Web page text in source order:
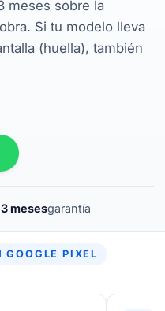
meses sobre la
Si tu modelo lleva
(huella), también
3 mesesgarantía
GOOGLE PIXEL